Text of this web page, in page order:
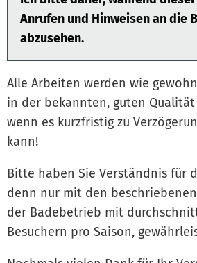
Anrufen und Hinweisen an die
abzusehen.
Alle Arbeiten werden wie
in der bekannten, guten
wenn es kurzfristig zu
kann!
Bitte haben Sie Verständnis für
denn nur mit den
der Badebetrieb mit
Besuchern pro Saison,